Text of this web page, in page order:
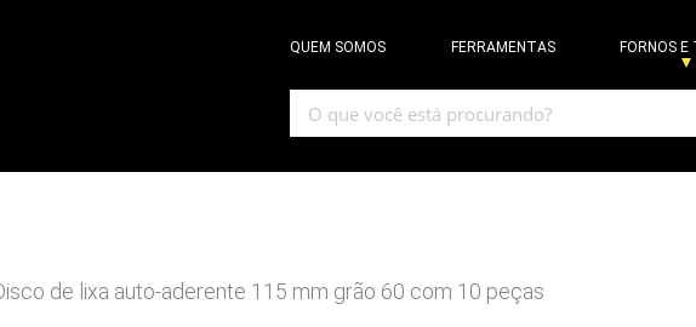
QUEM SOMOS FERRAMENTAS FORNOS E
de lixa auto-aderente 115 mm grão 60 com 10 peças